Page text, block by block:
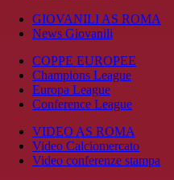
GIOVANILI AS ROMA
News Giovanili
COPPE EUROPEE
Champions League
Europa League
Conference League
VIDEO AS ROMA
Video Calciomercato
Video conferenze stampa